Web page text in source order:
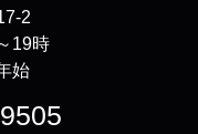
2
19時
始